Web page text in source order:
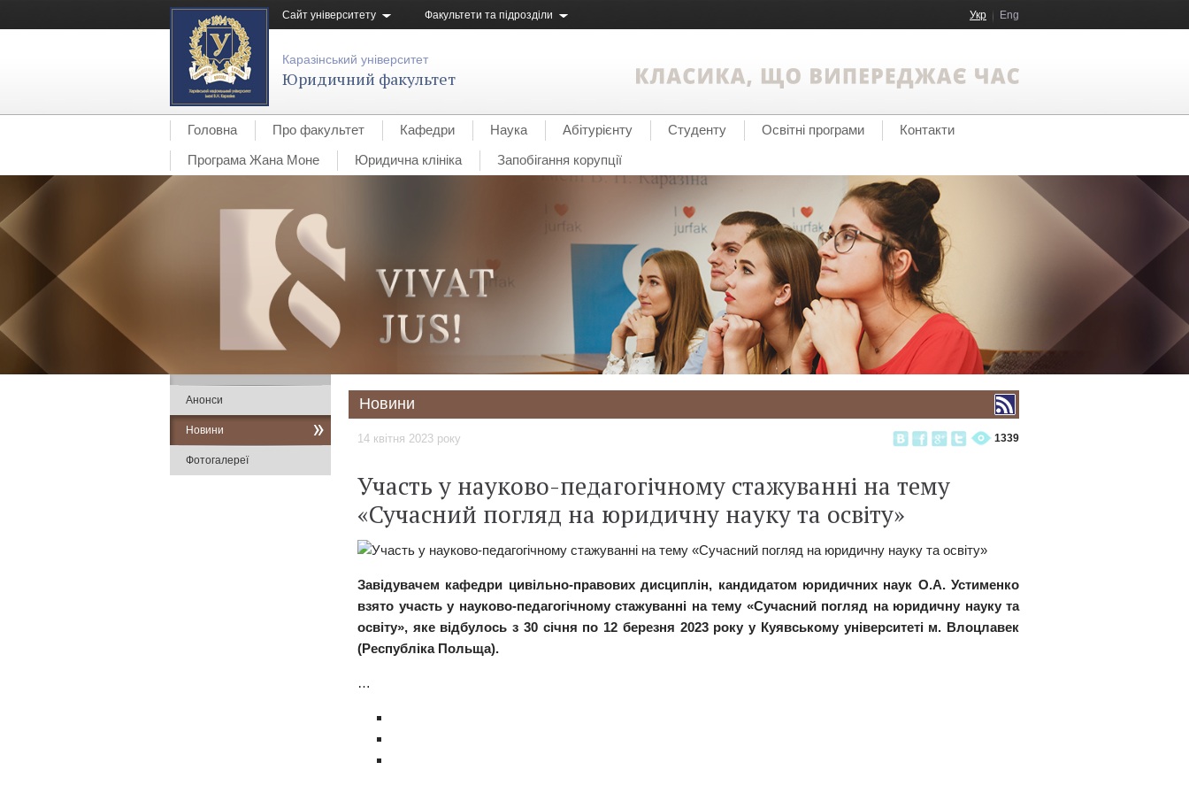
Сайт університету Факультети та підрозділи Укр Eng
Каразінський університет
Юридичний факультет
Головна Про факультет Кафедри Наука Абітурієнту Студенту Освітні програми
Контакти
Програма Жана Моне
Юридична клініка Запобігання корупції
Новини
1339
14 квітня 2023 року
Участь у науково-педагогічному стажуванні на тему
«Сучасний погляд на юридичну науку та освіту»
Завідувачем кафедри цивільно-правових дисциплін, кандидатом юридичних наук О.А. Устименко
взято участь у науково-педагогічному стажуванні на тему «Сучасний погляд на юридичну науку та
освіту», яке відбулось з 30 січня по 12 березня 2023 року у Куявському університеті м. Влоцлавек
(Республіка Польща).
…
Анонси
Новини
Фотогалереї